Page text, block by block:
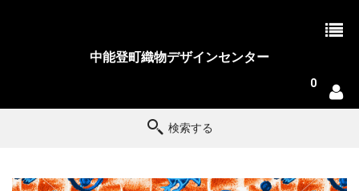
中能登町織物デザインセンター
0
検索する